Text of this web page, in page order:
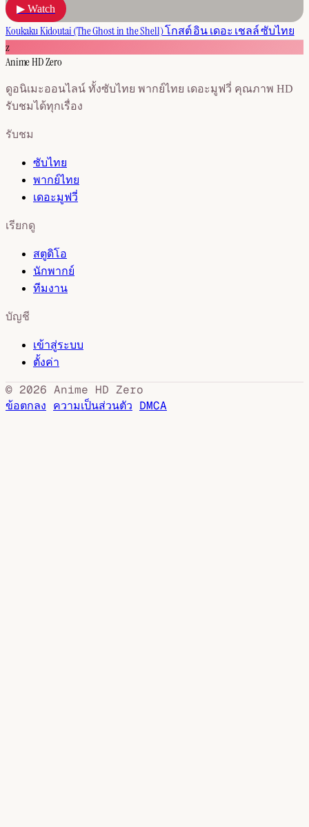
▶ Watch
Koukaku Kidoutai (The Ghost in the Shell) โกสต์ อิน เดอะ เชลล์ ซับไทย
z
Anime HD Zero
ดูอนิเมะออนไลน์ ทั้งซับไทย พากย์ไทย เดอะมูฟวี่ คุณภาพ HD
รับชมได้ทุกเรื่อง
รับชม
ซับไทย
พากย์ไทย
เดอะมูฟวี่
เรียกดู
สตูดิโอ
นักพากย์
ทีมงาน
บัญชี
เข้าสู่ระบบ
ตั้งค่า
© 2026 Anime HD Zero
ข้อตกลง ความเป็นส่วนตัว DMCA